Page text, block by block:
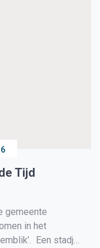
Tijd
gemeente
in het
Een stadje